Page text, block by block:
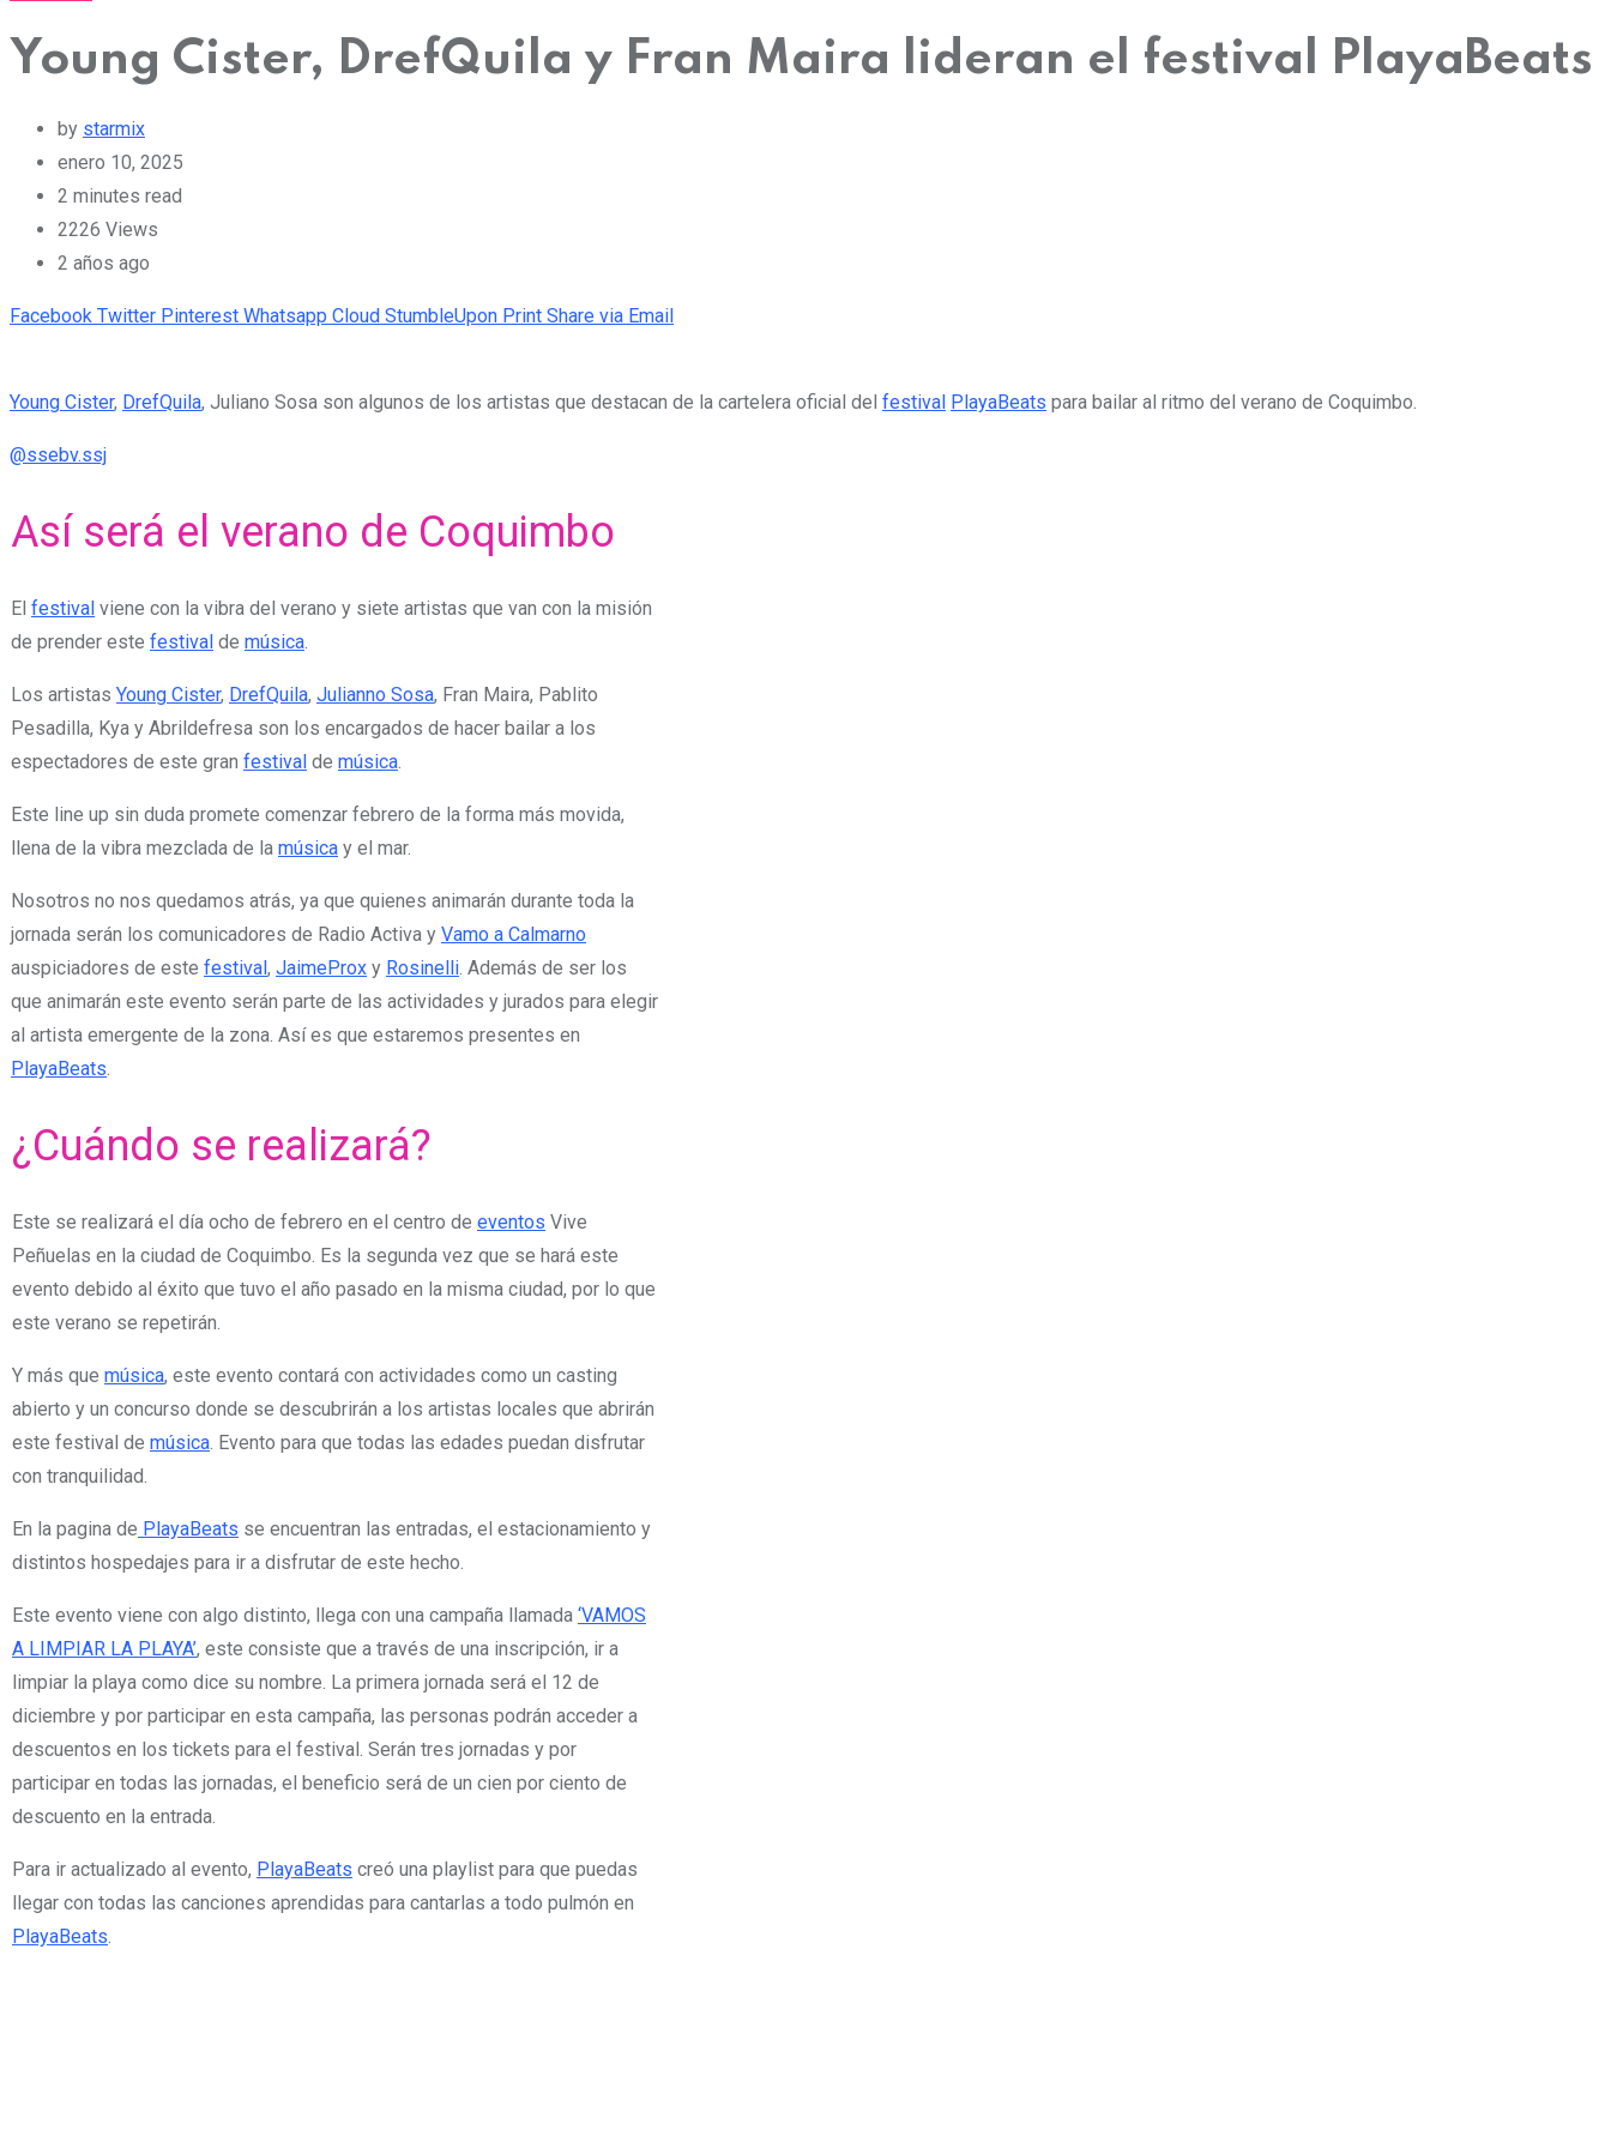
Young Cister, DrefQuila y Fran Maira lideran el festival PlayaBeats
by starmix
enero 10, 2025
2 minutes read
2226 Views
2 años ago
Facebook Twitter Pinterest Whatsapp Cloud StumbleUpon Print Share via Email
Young Cister, DrefQuila, Juliano Sosa son algunos de los artistas que destacan de la cartelera oficial del festival PlayaBeats para bailar al ritmo del verano de Coquimbo.
@ssebv.ssj
Así será el verano de Coquimbo
El festival viene con la vibra del verano y siete artistas que van con la misión
de prender este festival de música
Los artistas Young Cister, DrefQuila, Julianno Sosa, Fran Maira, Pablito
Pesadilla, Kya y Abrildefresa son los encargados de hacer bailar a los
espectadores de este gran festival de música
Este line up sin duda promete comenzar febrero de la forma más movida,
llena de la vibra mezclada de la música y el mar.
Nosotros no nos quedamos atrás, ya que quienes animarán durante toda la
jornada serán los comunicadores de Radio Activa y Vamo a Calmarno
auspiciadores de este festival, JaimeProx y Rosinelli . Además de ser los
que animarán este evento serán parte de las actividades y jurados para elegir
al artista emergente de la zona. Así es que estaremos presentes en
PlayaBeats
¿Cuándo se realizará?
Este se realizará el día ocho de febrero en el centro de eventos Vive
Peñuelas en la ciudad de Coquimbo. Es la segunda vez que se hará este
evento debido al éxito que tuvo el año pasado en la misma ciudad, por lo que
este verano se repetirán.
Y más que música, este evento contará con actividades como un casting
abierto y un concurso donde se descubrirán a los artistas locales que abrirán
este festival de música . Evento para que todas las edades puedan disfrutar
con tranquilidad.
En la pagina de PlayaBeats se encuentran las entradas, el estacionamiento y
distintos hospedajes para ir a disfrutar de este hecho.
Este evento viene con algo distinto, llega con una campaña llamada ‘VAMOS
A LIMPIAR LA PLAYA’, este consiste que a través de una inscripción, ir a
limpiar la playa como dice su nombre. La primera jornada será el 12 de
diciembre y por participar en esta campaña, las personas podrán acceder a
descuentos en los tickets para el festival. Serán tres jornadas y por
participar en todas las jornadas, el beneficio será de un cien por ciento de
descuento en la entrada.
Para ir actualizado al evento, PlayaBeats creó una playlist para que puedas
llegar con todas las canciones aprendidas para cantarlas a todo pulmón en
PlayaBeats